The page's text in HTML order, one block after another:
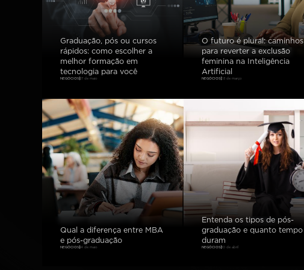
Graduação, pós ou cursos
rápidos: como escolher a
melhor formação em
tecnologia para você
NEGÓCIOS 27 de maio
O futuro é plural: caminhos
para reverter a exclusão
feminina na Inteligência
Artificial
NEGÓCIOS 03 de março
Qual a diferença entre MBA
e pós-graduação
NEGÓCIOS 14 de maio
Entenda os tipos de pós-
graduação e quanto tempo
duram
NEGÓCIOS 30 de abril